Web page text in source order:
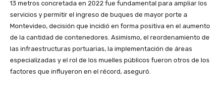
13 metros concretada en 2022 fue fundamental para ampliar los
servicios y permitir el ingreso de buques de mayor porte a
Montevideo, decisión que incidió en forma positiva en el aumento
de la cantidad de contenedores. Asimismo, el reordenamiento de
las infraestructuras portuarias, la implementación de áreas
especializadas y el rol de los muelles públicos fueron otros de los
factores que influyeron en el récord, aseguró.